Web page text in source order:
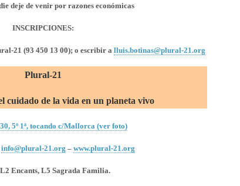
deje de venir por razones económicas
INSCRIPCIONES:
21 (93 450 13 00); o escribir a lluis.botinas@plural-21.org
Plural-21
cuidado de la vida en un planeta vivo
5º 1ª, tocando c/Mallorca (ver foto)
info@plural-21.org – www.plural-21.org
Encants, L5 Sagrada Familia.